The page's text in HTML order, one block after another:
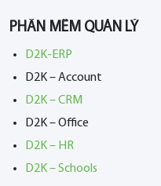
PHẦN MỀM QUẢN LÝ
D2K-ERP
D2K – Account
D2K – CRM
D2K – Office
D2K – HR
D2K – Schools